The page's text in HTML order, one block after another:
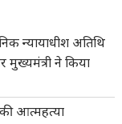
न्यायाधीश अतिथि
मुख्यमंत्री ने किया
की आत्महत्या